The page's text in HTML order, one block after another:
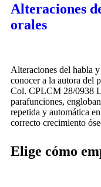
Alteraciones
orales
Alteraciones del habla
conocer a la autora del
Col. CPLCM 28/0938
parafunciones,
repetida y automática
correcto crecimiento
Elige cómo